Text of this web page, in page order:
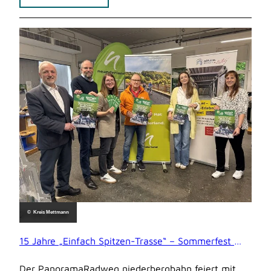
© Kreis Mettmann
21.05.2026
15 Jahre „Einfach Spitzen-Trasse“ – Sommerfest am Radweg
Der PanoramaRadweg niederbergbahn feiert mit